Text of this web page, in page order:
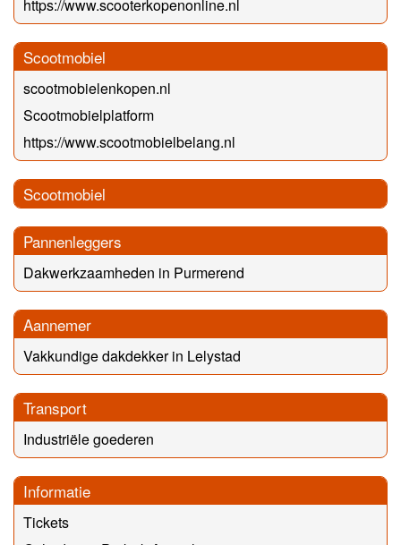
https://www.scooterkopenonline.nl
Scootmobiel
scootmobielenkopen.nl
Scootmobielplatform
https://www.scootmobielbelang.nl
Scootmobiel
Pannenleggers
Dakwerkzaamheden in Purmerend
Aannemer
Vakkundige dakdekker in Lelystad
Transport
Industriële goederen
Informatie
Tickets